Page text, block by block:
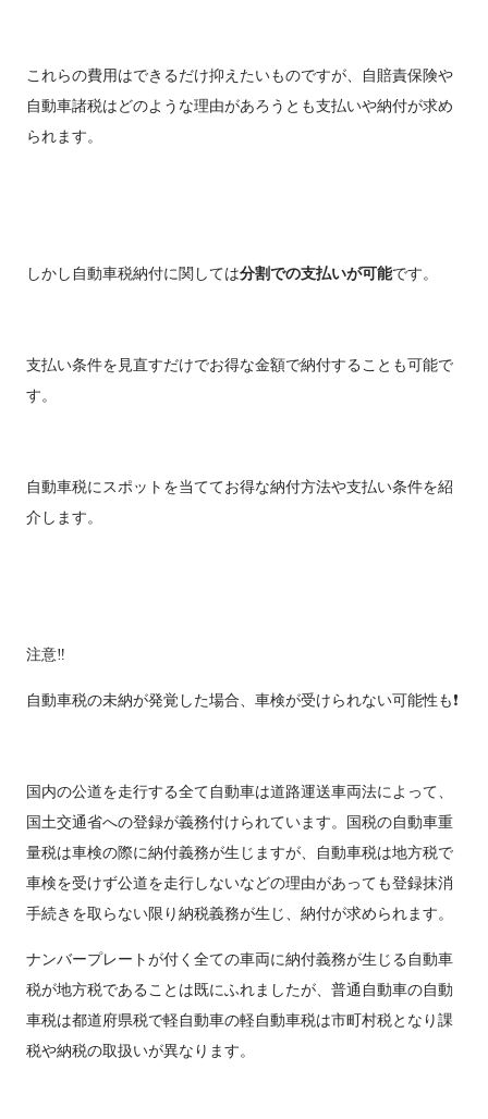
これらの費用はできるだけ抑えたいものですが、自賠責保険や
自動車諸税はどのような理由があろうとも支払いや納付が求め
られます。
しかし自動車税納付に関しては分割での支払いが可能です。
支払い条件を見直すだけでお得な金額で納付することも可能で
す。
自動車税にスポットを当ててお得な納付方法や支払い条件を紹
介します。
注意‼️
自動車税の未納が発覚した場合、車検が受けられない可能性も❗️
国内の公道を走行する全て自動車は道路運送車両法によって、
国土交通省への登録が義務付けられています。国税の自動車重
量税は車検の際に納付義務が生じますが、自動車税は地方税で
車検を受けず公道を走行しないなどの理由があっても登録抹消
手続きを取らない限り納税義務が生じ、納付が求められます。
ナンバープレートが付く全ての車両に納付義務が生じる自動車
税が地方税であることは既にふれましたが、普通自動車の自動
車税は都道府県税で軽自動車の軽自動車税は市町村税となり課
税や納税の取扱いが異なります。